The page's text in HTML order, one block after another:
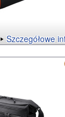
Szczegółowe